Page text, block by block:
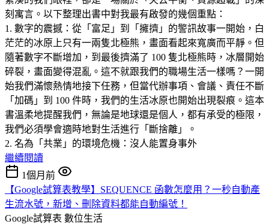
刻寓言。以下整理出書中對我最有啟發的幾個重點：
1. 數字的震撼：從「富足」到「擁擠」的警訊故事一開始，白
茫茫的冰原上只有一兩隻北極熊，畫面看起來寬廣而平靜。但
隨著數字不斷增加，到最後擠滿了 100 隻北極熊時，冰層開始
碎裂，畫面變得混亂。這不就跟我們的職場生活一樣嗎？一開
始我們滿懷熱情地接下任務，但當代辦事項、會議、責任不斷
「加碼」到 100 件時，我們的生活冰原也開始出現裂痕。這本
書溫柔地提醒我們，無論是地球還是個人，都有承受的極限，
我們必須學會適時地對生活進行「斷捨離」。
2. 名為「共業」的環境危機：沒人能置身事外
繼續閱讀
1個月前
【Google試算表教學】SEQUENCE 函數怎麼用？一秒自動產
生流水號，新增、刪除資料都能自動編號！
Google試算表 數位生活